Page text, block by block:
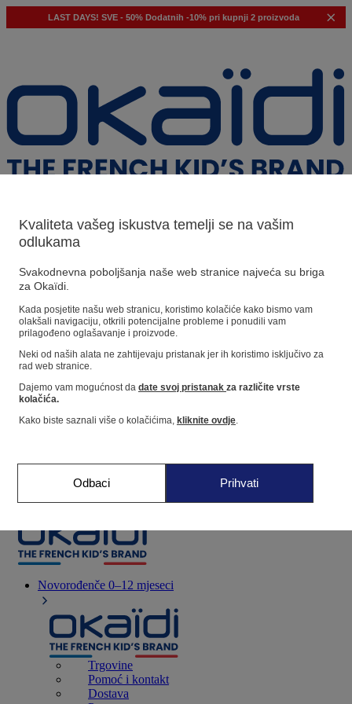
LAST DAYS! SVE - 50% Dodatnih -10% pri kupnji 2 proizvoda
Naši prijedlozi
Predloženi proizvodi
Pogledajte sve proizvode
Dućan
Novorođenče 0–12 mjeseci
Trgovine
Pomoć i kontakt
Dostava
Kvaliteta vašeg iskustva temelji se na vašim
odlukama
Svakodnevna poboljšanja naše web stranice najveća su briga
za Okaïdi.
Kada posjetite našu web stranicu, koristimo kolačiće kako bismo vam
olakšali navigaciju, otkrili potencijalne probleme i ponudili vam
prilagođeno oglašavanje i proizvode.
Neki od naših alata ne zahtijevaju pristanak jer ih koristimo isključivo za
rad web stranice.
Dajemo vam mogućnost da date svoj pristanak za različite vrste
kolačića.
Kako biste saznali više o kolačićima, kliknite ovdje.
Odbaci Prihvati